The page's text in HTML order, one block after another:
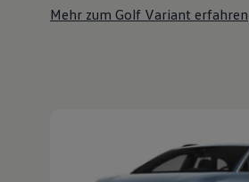
Mehr zum Golf Variant erfahren